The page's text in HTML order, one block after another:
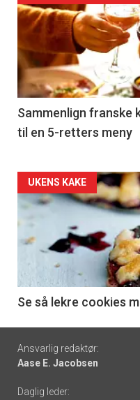
akkurat
nå
-
5
Sammenlign franske
til en 5-retters meny
Forsiden
akkurat
nå
6
UKENS KAKE
Se så lekre cookies
Footer
-
Ansvarlig redaktør:
Aase E. Jacobsen
Daglig leder: